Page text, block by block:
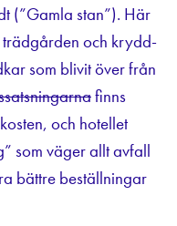
(”Gamla stan”). Här
och krydd-
som blivit över från
finns
och hotellet
som väger allt avfall
bättre beställningar